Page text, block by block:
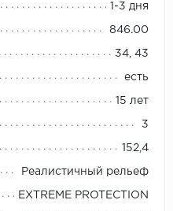
1-3 дня
846.00
34, 43
есть
15 лет
3
152,4
Реалистичный рельеф
EXTREME PROTECTION